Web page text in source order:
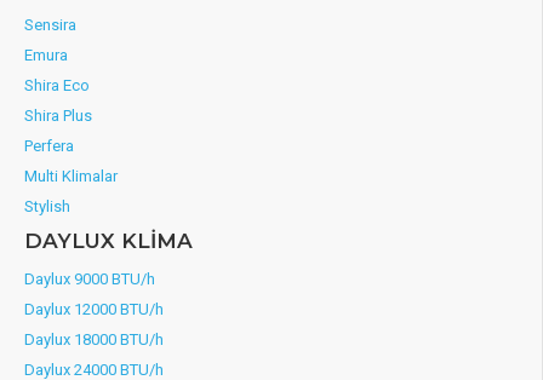
Sensira
Emura
Shira Eco
Shira Plus
Perfera
Multi Klimalar
Stylish
DAYLUX KLİMA
Daylux 9000 BTU/h
Daylux 12000 BTU/h
Daylux 18000 BTU/h
Daylux 24000 BTU/h